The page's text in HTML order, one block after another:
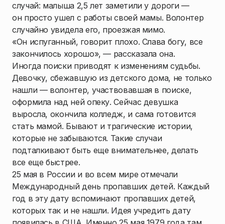
случай: малыша 2,5 лет заметили у дороги —
он просто ушел с работы своей мамы. Волонтер
случайно увидела его, проезжая мимо.
«Он испуганный, говорит плохо. Слава богу, все
закончилось хорошо», — рассказала она.
Иногда поиски приводят к изменениям судьбы.
Девочку, сбежавшую из детского дома, не только
нашли — волонтер, участвовавшая в поиске,
оформила над ней опеку. Сейчас девушка
выросла, окончила колледж, и сама готовится
стать мамой. Бывают и трагические истории,
которые не забываются. Такие случаи
подталкивают быть еще внимательнее, делать
все еще быстрее.
25 мая в России и во всем мире отмечали
Международный день пропавших детей. Каждый
год в эту дату вспоминают пропавших детей,
которых так и не нашли. Идея учредить дату